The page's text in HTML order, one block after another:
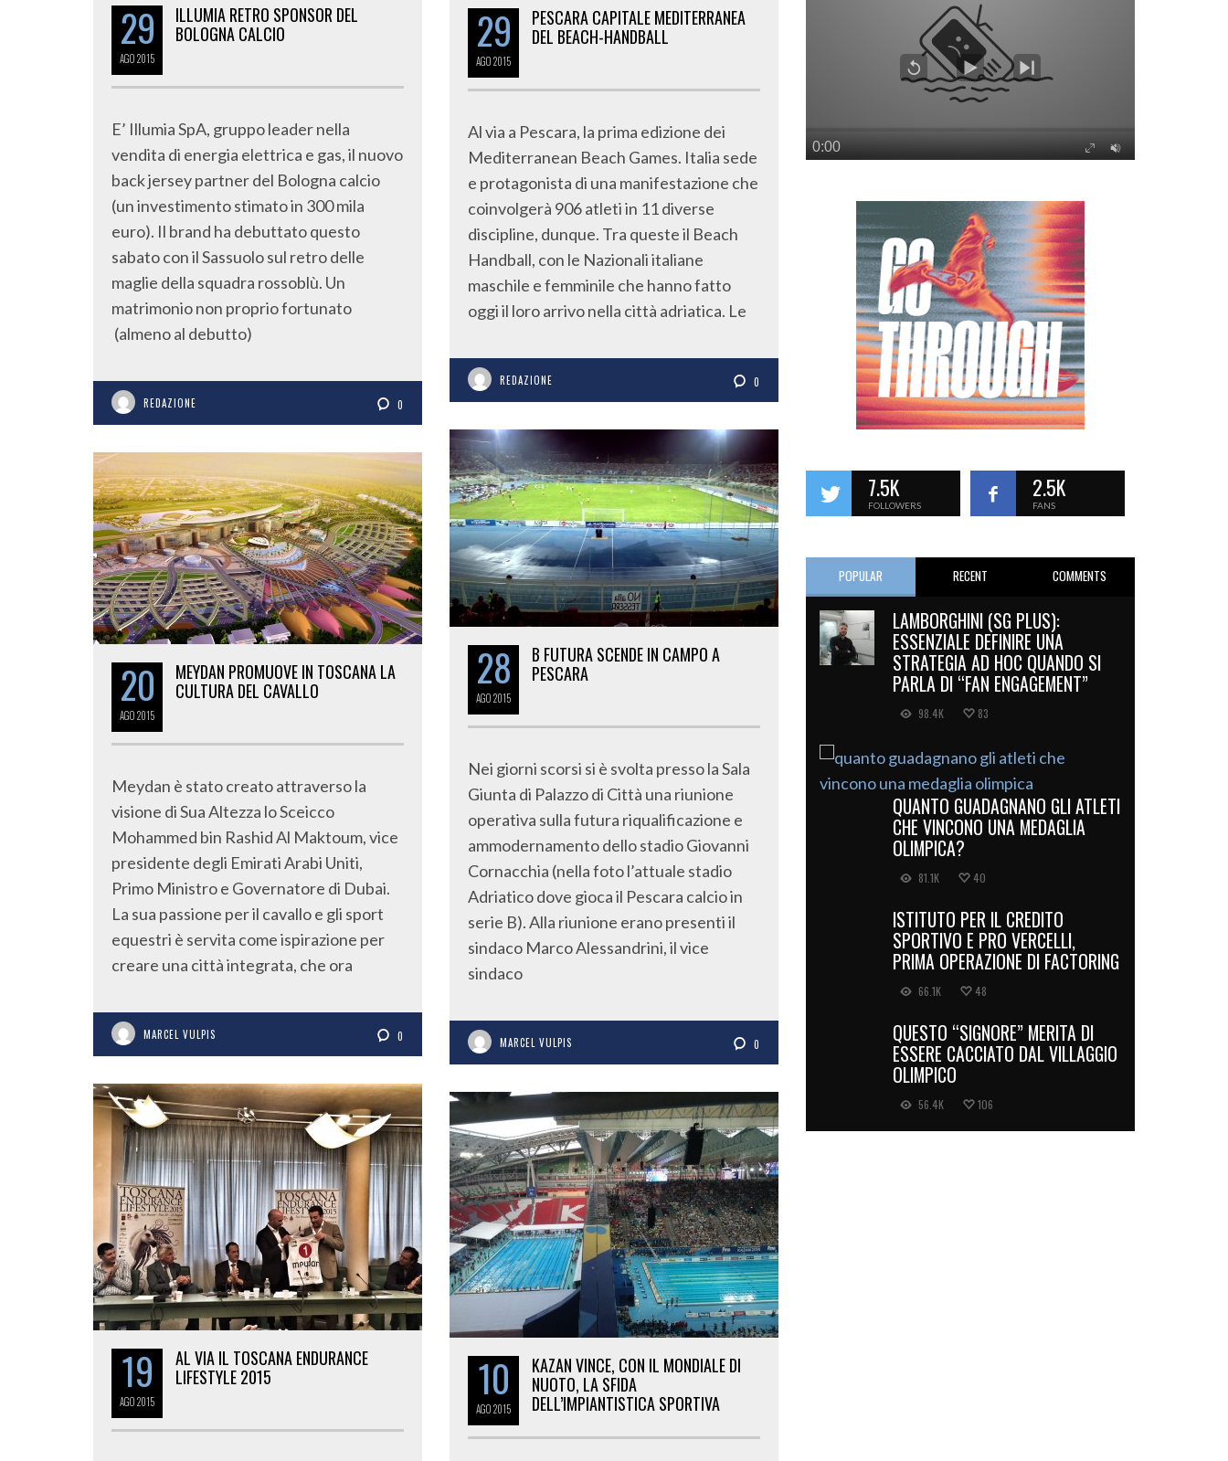
29
AGO2015
ILLUMIA RETRO SPONSOR DEL
BOLOGNA CALCIO
E’ Illumia SpA, gruppo leader nella
vendita di energia elettrica e gas, il nuovo
back jersey partner del Bologna calcio
(un investimento stimato in 300 mila
euro). Il brand ha debuttato questo
sabato con il Sassuolo sul retro delle
maglie della squadra rossoblù. Un
matrimonio non proprio fortunato
(almeno al debutto)
REDAZIONE 0
29
AGO2015
PESCARA CAPITALE MEDITERRANEA
DEL BEACH-HANDBALL
Al via a Pescara, la prima edizione dei
Mediterranean Beach Games. Italia sede
e protagonista di una manifestazione che
coinvolgerà 906 atleti in 11 diverse
discipline, dunque. Tra queste il Beach
Handball, con le Nazionali italiane
maschile e femminile che hanno fatto
oggi il loro arrivo nella città adriatica. Le
REDAZIONE 0
28
AGO2015
B FUTURA SCENDE IN CAMPO A
PESCARA
Nei giorni scorsi si è svolta presso la Sala
Giunta di Palazzo di Città una riunione
operativa sulla futura riqualificazione e
ammodernamento dello stadio Giovanni
Cornacchia (nella foto l’attuale stadio
Adriatico dove gioca il Pescara calcio in
serie B). Alla riunione erano presenti il
sindaco Marco Alessandrini, il vice
sindaco
MARCEL VULPIS 0
20
AGO2015
MEYDAN PROMUOVE IN TOSCANA LA
CULTURA DEL CAVALLO
Meydan è stato creato attraverso la
visione di Sua Altezza lo Sceicco
Mohammed bin Rashid Al Maktoum, vice
presidente degli Emirati Arabi Uniti,
Primo Ministro e Governatore di Dubai.
La sua passione per il cavallo e gli sport
equestri è servita come ispirazione per
creare una città integrata, che ora
MARCEL VULPIS 0
19
AGO2015
AL VIA IL TOSCANA ENDURANCE
LIFESTYLE 2015
10
AGO2015
KAZAN VINCE, CON IL MONDIALE DI
NUOTO, LA SFIDA
DELL’IMPIANTISTICA SPORTIVA
7.5K
FOLLOWERS
2.5K
FANS
POPULAR RECENT COMMENTS
LAMBORGHINI (SG PLUS):
ESSENZIALE DEFINIRE UNA
STRATEGIA AD HOC QUANDO SI
PARLA DI “FAN ENGAGEMENT”
98.4K 83
QUANTO GUADAGNANO GLI ATLETI
CHE VINCONO UNA MEDAGLIA
OLIMPICA?
81.1K 40
ISTITUTO PER IL CREDITO
SPORTIVO E PRO VERCELLI,
PRIMA OPERAZIONE DI FACTORING
66.1K 48
QUESTO “SIGNORE” MERITA DI
ESSERE CACCIATO DAL VILLAGGIO
OLIMPICO
56.4K 106